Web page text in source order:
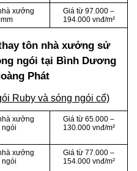
xưởng
Giá từ 97.000 –
194.000 vnđ/m²
tôn nhà xưởng sử
ngói tại Bình Dương
Phát
Ruby và sóng ngói cổ)
xưởng
ngói
Giá từ 65.000 –
130.000 vnđ/m²
xưởng
ngói
Giá từ 77.000 –
154.000 vnđ/m²